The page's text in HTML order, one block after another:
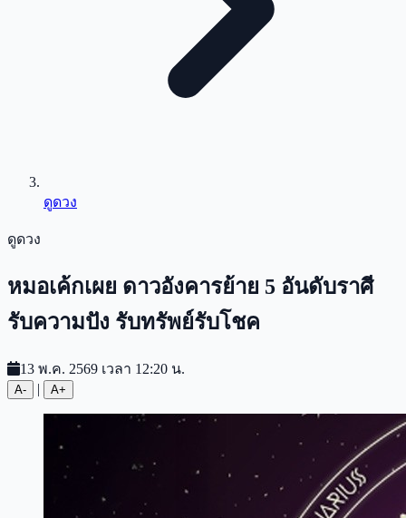
ดูดวง
ดูดวง
หมอเค้กเผย ดาวอังคารย้าย 5 อันดับราศี
รับความปัง รับทรัพย์รับโชค
13 พ.ค. 2569 เวลา 12:20 น.
A- | A+